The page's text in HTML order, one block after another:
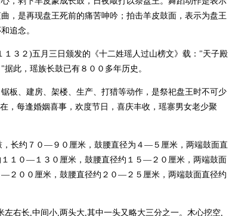
，是再现盘王死前的痛苦呻吟；拍击羊皮鼓面，表示为盘王
追念。
３２)五月三日颁发的《十二姓瑶人过山榜文》载："天子殿
此，瑶族长鼓已有８００多年历史。
板、建房、架楼、生产、打猎等动作，是祭祀盘王时不可少
，每逢婚姻喜事，欢度节日，喜庆丰收，瑶寨男女老少聚
长约７０—９０厘米，鼓腰直径为４—５厘米，两端鼓面直
１０—１３０厘米，鼓腰直径约１５—２０厘米，两端鼓面
２００厘米，鼓腰直径约２０—２５厘米，两端鼓面直径约
右长,中间小,两头大,其中一头又略大三分之一。木心挖空,